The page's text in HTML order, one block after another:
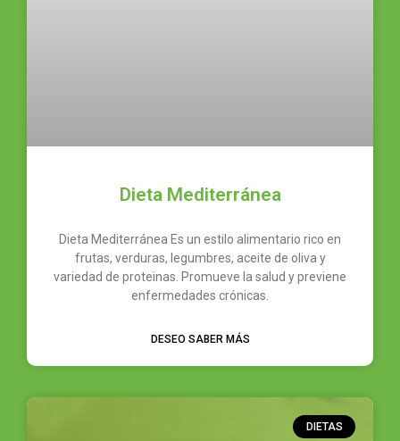
Dieta Mediterránea
Dieta Mediterránea Es un estilo alimentario rico en
frutas, verduras, legumbres, aceite de oliva y
variedad de proteinas. Promueve la salud y previene
enfermedades crónicas.
DESEO SABER MÁS
DIETAS